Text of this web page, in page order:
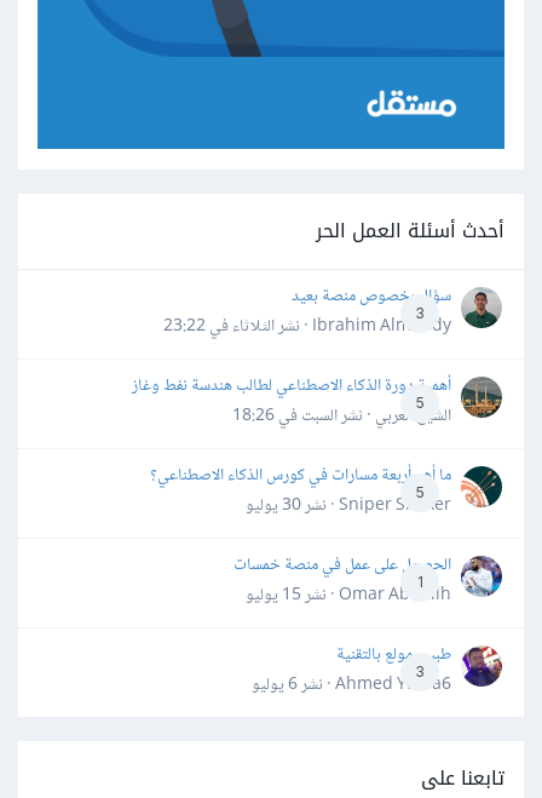
أحدث أسئلة العمل الحر
3
سؤال بخصوص منصة بعيد
Ibrahim Almahdy · نشر
الثلاثاء في 23:22
5
أهمية دورة الذكاء الاصطناعي لطالب هندسة نفط وغاز
الشيخ العربي · نشرالسبت في 18:26
5
ما أهم أربعة مسارات في كورس الذكاء الاصطناعي؟
Sniper Shaker · نشر
30 يوليو
1
الحصول على عمل في منصة خمسات
Omar Abdallh · نشر
15 يوليو
3
طبيب مولع بالتقنية
Ahmed Yahia6 · نشر
6 يوليو
تابعنا على